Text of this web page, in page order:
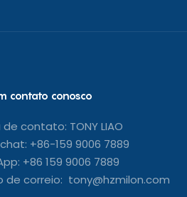
contato conosco
contato: TONY LIAO
+86-159 9006 7889
+86 159 9006 7889
de correio: tony@hzmilon.com